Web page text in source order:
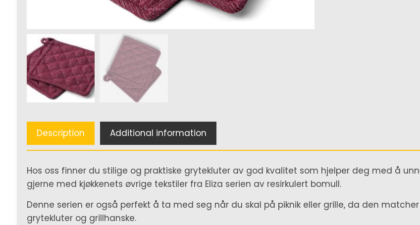
Description Additional information
Hos oss finner du stilige og praktiske grytekluter av god kvalitet som hjelper deg med å
gjerne med kjøkkenets øvrige tekstiler fra Eliza serien av resirkulert bomull.
Denne serien er også perfekt å ta med seg når du skal på piknik eller grille, da den
grytekluter og grillhanske.